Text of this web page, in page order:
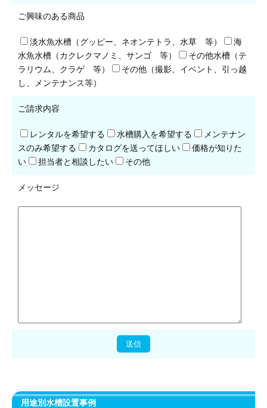
ご興味のある商品
淡水魚水槽（グッピー、ネオンテトラ、水草 等）
海
水魚水槽（カクレクマノミ、サンゴ 等）
その他水槽（テ
ラリウム、クラゲ 等）
その他（撮影、イベント、引っ越
し、メンテナンス等）
ご請求内容
レンタルを希望する 水槽購入を希望する
メンテナン
スのみ希望する
カタログを送ってほしい
価格が知りた
い
担当者と相談したい その他
メッセージ
用途別水槽設置事例